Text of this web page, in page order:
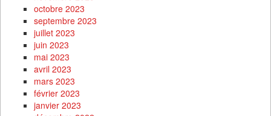
octobre 2023
septembre 2023
juillet 2023
juin 2023
mai 2023
avril 2023
mars 2023
février 2023
janvier 2023